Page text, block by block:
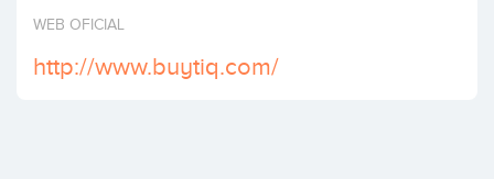
Invertir
WEB OFICIAL
http://www.buytiq.com/